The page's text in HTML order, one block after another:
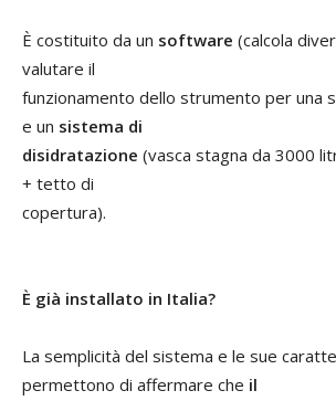
È costituito da un software (calcola
valutare il
funzionamento dello strumento per una
e un sistema di
disidratazione (vasca stagna da 3000
+ tetto di
copertura).
È già installato in Italia?
La semplicità del sistema e le sue
permettono di affermare che il